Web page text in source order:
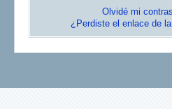
Olvidé mi
¿Perdiste el enlace de